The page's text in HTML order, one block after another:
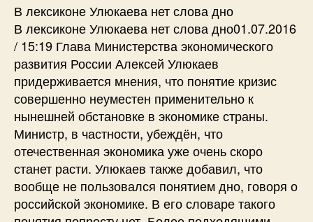
В лексиконе Улюкаева нет слова дно
В лексиконе Улюкаева нет слова дно01.07.2016
/ 15:19 Глава Министерства экономического
развития России Алексей Улюкаев
придерживается мнения, что понятие кризис
совершенно неуместен применительно к
нынешней обстановке в экономике страны.
Министр, в частности, убеждён, что
отечественная экономика уже очень скоро
станет расти. Улюкаев также добавил, что
вообще не пользовался понятием дно, говоря о
российской экономике. В его словаре такого